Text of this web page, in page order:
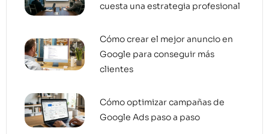
cuesta una estrategia profesional
Cómo crear el mejor anuncio en
Google para conseguir más
clientes
Cómo optimizar campañas de
Google Ads paso a paso